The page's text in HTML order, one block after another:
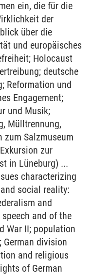
ein, die für die
der
über die
und europäisches
Holocaust
deutsche
Reformation und
Engagement;
und Musik;
Mülltrennung,
zum Salzmuseum
zur
in Lüneburg) ...
characterizing
social reality:
and
and of the
War II; population
German division
and religious
of German